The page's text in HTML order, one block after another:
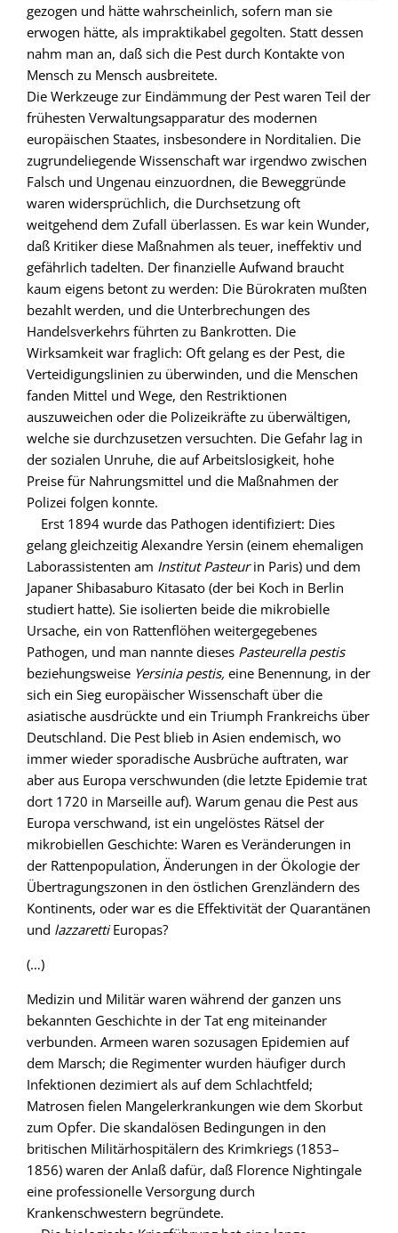
gezogen und hätte wahrscheinlich, sofern man sie
erwogen hätte, als impraktikabel gegolten. Statt dessen
nahm man an, daß sich die Pest durch Kontakte von
Mensch zu Mensch ausbreitete.
Die Werkzeuge zur Eindämmung der Pest waren Teil der
frühesten Verwaltungsapparatur des modernen
europäischen Staates, insbesondere in Norditalien. Die
zugrundeliegende Wissenschaft war irgendwo zwischen
Falsch und Ungenau einzuordnen, die Beweggründe
waren widersprüchlich, die Durchsetzung oft
weitgehend dem Zufall überlassen. Es war kein Wunder,
daß Kritiker diese Maßnahmen als teuer, ineffektiv und
gefährlich tadelten. Der finanzielle Aufwand braucht
kaum eigens betont zu werden: Die Bürokraten mußten
bezahlt werden, und die Unterbrechungen des
Handelsverkehrs führten zu Bankrotten. Die
Wirksamkeit war fraglich: Oft gelang es der Pest, die
Verteidigungslinien zu überwinden, und die Menschen
fanden Mittel und Wege, den Restriktionen
auszuweichen oder die Polizeikräfte zu überwältigen,
welche sie durchzusetzen versuchten. Die Gefahr lag in
der sozialen Unruhe, die auf Arbeitslosigkeit, hohe
Preise für Nahrungsmittel und die Maßnahmen der
Polizei folgen konnte.
Erst 1894 wurde das Pathogen identifiziert: Dies
gelang gleichzeitig Alexandre Yersin (einem ehemaligen
Laborassistenten am Institut Pasteurin Paris) und dem
Japaner Shibasaburo Kitasato (der bei Koch in Berlin
studiert hatte). Sie isolierten beide die mikrobielle
Ursache, ein von Rattenflöhen weitergegebenes
Pathogen, und man nannte dieses Pasteurella pestis
beziehungsweise Yersinia pestis, eine Benennung, in der
sich ein Sieg europäischer Wissenschaft über die
asiatische ausdrückte und ein Triumph Frankreichs über
Deutschland. Die Pest blieb in Asien endemisch, wo
immer wieder sporadische Ausbrüche auftraten, war
aber aus Europa verschwunden (die letzte Epidemie trat
dort 1720 in Marseille auf). Warum genau die Pest aus
Europa verschwand, ist ein ungelöstes Rätsel der
mikrobiellen Geschichte: Waren es Veränderungen in
der Rattenpopulation, Änderungen in der Ökologie der
Übertragungszonen in den östlichen Grenzländern des
Kontinents, oder war es die Effektivität der Quarantänen
und lazzarettiEuropas?
(…)
Medizin und Militär waren während der ganzen uns
bekannten Geschichte in der Tat eng miteinander
verbunden. Armeen waren sozusagen Epidemien auf
dem Marsch; die Regimenter wurden häufiger durch
Infektionen dezimiert als auf dem Schlachtfeld;
Matrosen fielen Mangelerkrankungen wie dem Skorbut
zum Opfer. Die skandalösen Bedingungen in den
britischen Militärhospitälern des Krimkriegs (1853–
1856) waren der Anlaß dafür, daß Florence Nightingale
eine professionelle Versorgung durch
Krankenschwestern begründete.